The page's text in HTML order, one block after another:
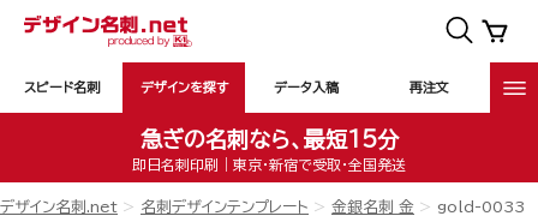
スピード名刺 デザインを探す データ入稿 再注文
急ぎの名刺なら、最短15分
即日名刺印刷｜東京・新宿で受取・全国発送
デザイン名刺.net 名刺デザインテンプレート 金銀名刺 金 gold-0033